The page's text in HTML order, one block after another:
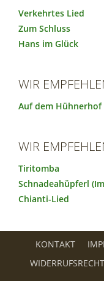
Verkehrtes Lied
Zum Schluss
Hans im Glück
WIR
Auf dem Hühnerhof
WIR
Tiritomba
Schnadeahüpferl
Chianti-Lied
KONTAKT
WIDERRUFSRECHT